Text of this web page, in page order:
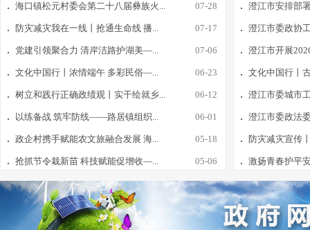
海口镇松元村委会第二十八届彝族火... 07-28
防灾减灾我在一线丨抢通生命线 播... 07-17
党建引领聚合力 清岸洁路护湖美—... 07-06
文化中国行丨浓情端午 多彩民俗—... 06-23
树立和践行正确政绩观丨实干绘就乡... 06-12
以练备战 筑牢防线——路居镇组织... 06-01
政企村携手赋能农文旅融合发展 海... 05-18
抢抓节令栽新苗 科技赋能促增收—... 05-06
澄江市安排部
澄江市委政协
澄江市开展
文化中国行丨
澄江市委城市
澄江市委政法
防灾减灾宣传
激扬青春护平